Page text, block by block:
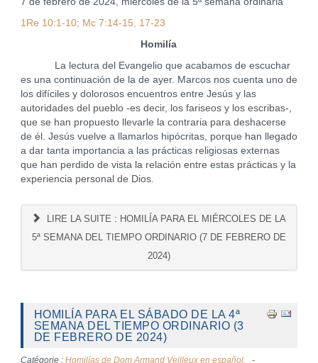
1Re 10:1-10; Mc 7:14-15, 17-23
Homilía
La lectura del Evangelio que acabamos de escuchar
es una continuación de la de ayer. Marcos nos cuenta uno de
los difíciles y dolorosos encuentros entre Jesús y las
autoridades del pueblo -es decir, los fariseos y los escribas-,
que se han propuesto llevarle la contraria para deshacerse
de él. Jesús vuelve a llamarlos hipócritas, porque han llegado
a dar tanta importancia a las prácticas religiosas externas
que han perdido de vista la relación entre estas prácticas y la
experiencia personal de Dios.
LIRE LA SUITE : HOMILÍA PARA EL MIÉRCOLES DE LA
5ª SEMANA DEL TIEMPO ORDINARIO (7 DE FEBRERO DE
2024)
HOMILÍA PARA EL SÁBADO DE LA 4ª
SEMANA DEL TIEMPO ORDINARIO (3
DE FEBRERO DE 2024)
Catégorie : Homilías de Dom Armand Veilleux en español.